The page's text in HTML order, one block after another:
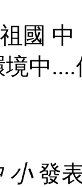
祖國
中
小發